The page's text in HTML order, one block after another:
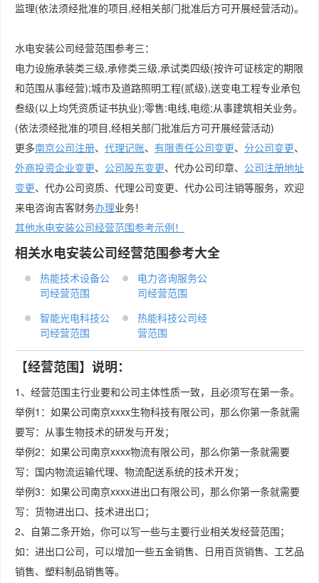
监理(依法须经批准的项目,经相关部门批准后方可开展经营活动)。
水电安装公司经营范围参考三：
电力设施承装类三级,承修类三级,承试类四级(按许可证核定的期限
和范围从事经营);城市及道路照明工程(贰级),送变电工程专业承包
叁级(以上均凭资质证书执业);零售:电线,电缆;从事建筑相关业务。
(依法须经批准的项目,经相关部门批准后方可开展经营活动)
更多南京公司注册、 代理记账、 有限责任公司变更、 分公司变更、
外商投资企业变更、 公司股东变更、代办公司印章、 公司注册地址
变更、代办公司资质、代理公司变更、代办公司注销等服务，欢迎
来电咨询吉客财务办理业务！
其他水电安装公司经营范围参考示例！
相关水电安装公司经营范围参考大全
热能技术设备公
司经营范围
电力咨询服务公
司经营范围
智能光电科技公
司经营范围
热能科技公司经
营范围
【经营范围】说明：
1、经营范围主行业要和公司主体性质一致，且必须写在第一条。
举例1：如果公司南京xxxx生物科技有限公司，那么你第一条就需
要写：从事生物技术的研发与开发；
举例2：如果公司南京xxxx物流有限公司，那么你第一条就需要
写：国内物流运输代理、物流配送系统的技术开发；
举例3：如果公司南京xxxx进出口有限公司，那么你第一条就需要
写：货物进出口、技术进出口；
2、自第二条开始，你可以写一些与主要行业相关发经营范围；
如：进出口公司，可以增加一些五金销售、日用百货销售、工艺品
销售、塑料制品销售等。